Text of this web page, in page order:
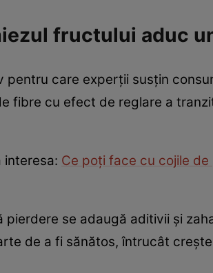
fructului aduc
pentru care experții susţin
fibre cu efect de reglare a
interesa: Ce poţi face cu cojile
pierdere se adaugă aditivii și
de a fi sănătos, întrucât